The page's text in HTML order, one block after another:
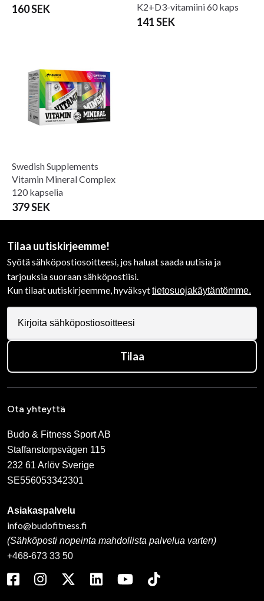
160 SEK
K2+D3-vitamiini 60 kaps
141 SEK
Swedish Supplements
Vitamin Mineral Complex
120 kapselia
379 SEK
Tilaa uutiskirjeemme!
Syötä sähköpostiosoitteesi, jos haluat saada uutisia ja
tarjouksia suoraan sähköpostiisi.
Kun tilaat uutiskirjeemme, hyväksyttietosuojakäytäntömme.
Tilaa
Ota yhteyttä
Budo & Fitness Sport AB
Staffanstorpsvägen 115
232 61 Arlöv Sverige
SE556053342301
Asiakaspalvelu
info@budofitness.fi
(Sähköposti nopeinta mahdollista palvelua varten)
+468-673 33 50